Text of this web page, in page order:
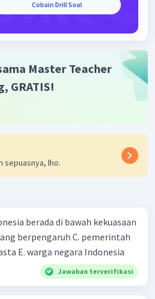
dalam pembahasan
dengan hubungan
daerah.
dengan pemusatan,
lawannya yaitu
Cobain Drill Soal
Master Teacher
GRATIS!
sepuasnya, lho.
berada di bawah kekuasaan
E. warga negara Indonesia
Jawaban terverifikasi